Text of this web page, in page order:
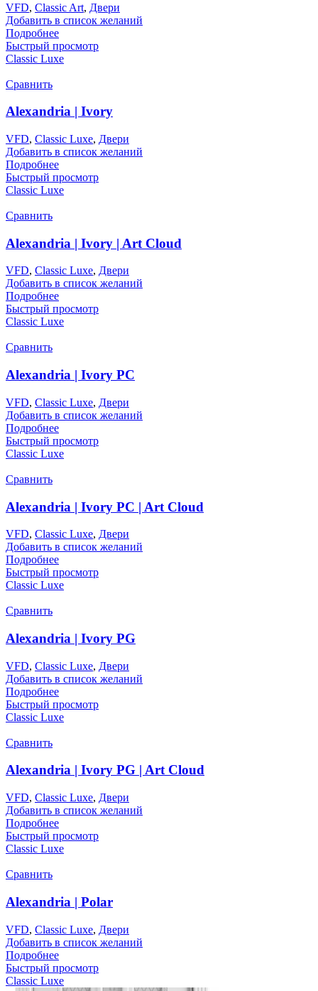
VFD, Classic Art, Двери
Добавить в список желаний
Подробнее
Быстрый просмотр
Classic Luxe
Сравнить
Alexandria | Ivory
VFD, Classic Luxe, Двери
Добавить в список желаний
Подробнее
Быстрый просмотр
Classic Luxe
Сравнить
Alexandria | Ivory | Art Cloud
VFD, Classic Luxe, Двери
Добавить в список желаний
Подробнее
Быстрый просмотр
Classic Luxe
Сравнить
Alexandria | Ivory PC
VFD, Classic Luxe, Двери
Добавить в список желаний
Подробнее
Быстрый просмотр
Classic Luxe
Сравнить
Alexandria | Ivory PC | Art Cloud
VFD, Classic Luxe, Двери
Добавить в список желаний
Подробнее
Быстрый просмотр
Classic Luxe
Сравнить
Alexandria | Ivory PG
VFD, Classic Luxe, Двери
Добавить в список желаний
Подробнее
Быстрый просмотр
Classic Luxe
Сравнить
Alexandria | Ivory PG | Art Cloud
VFD, Classic Luxe, Двери
Добавить в список желаний
Подробнее
Быстрый просмотр
Classic Luxe
Сравнить
Alexandria | Polar
VFD, Classic Luxe, Двери
Добавить в список желаний
Подробнее
Быстрый просмотр
Classic Luxe